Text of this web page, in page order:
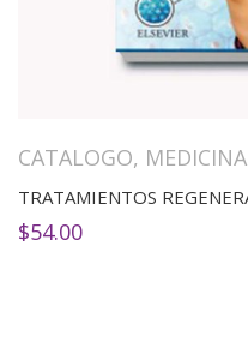
CATALOGO, MEDICINA
$54.00